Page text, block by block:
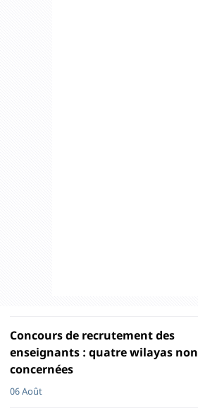
Concours de recrutement des
enseignants : quatre wilayas non
concernées
06 Août